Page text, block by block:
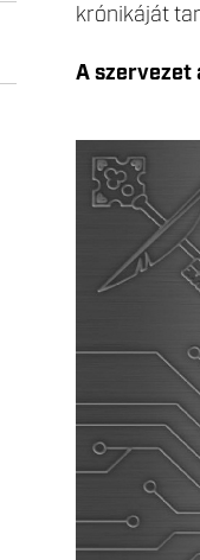
krónikáját
A